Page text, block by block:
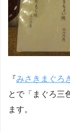
『みさきまぐろ
とで「まぐろ三
ます。